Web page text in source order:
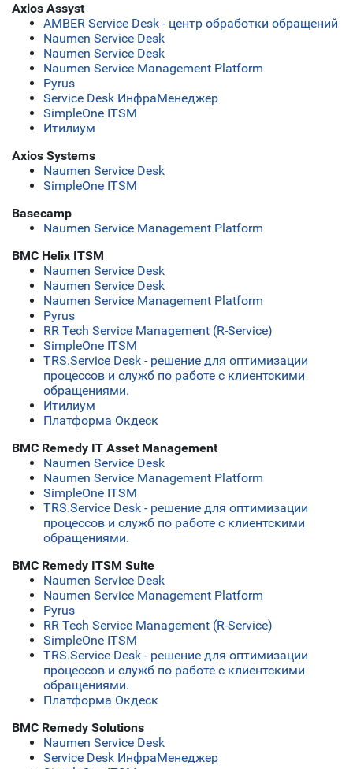
Axios Assyst
AMBER Service Desk - центр обработки обращений
Naumen Service Desk
Naumen Service Desk
Naumen Service Management Platform
Pyrus
Service Desk ИнфраМенеджер
SimpleOne ITSM
Итилиум
Axios Systems
Naumen Service Desk
SimpleOne ITSM
Basecamp
Naumen Service Management Platform
BMC Helix ITSM
Naumen Service Desk
Naumen Service Desk
Naumen Service Management Platform
Pyrus
RR Tech Service Management (R-Service)
SimpleOne ITSM
TRS.Service Desk - решение для оптимизации
процессов и служб по работе с клиентскими
обращениями.
Итилиум
Платформа Окдеск
BMC Remedy IT Asset Management
Naumen Service Desk
Naumen Service Management Platform
SimpleOne ITSM
TRS.Service Desk - решение для оптимизации
процессов и служб по работе с клиентскими
обращениями.
BMC Remedy ITSM Suite
Naumen Service Desk
Naumen Service Management Platform
Pyrus
RR Tech Service Management (R-Service)
SimpleOne ITSM
TRS.Service Desk - решение для оптимизации
процессов и служб по работе с клиентскими
обращениями.
Платформа Окдеск
BMC Remedy Solutions
Naumen Service Desk
Service Desk ИнфраМенеджер